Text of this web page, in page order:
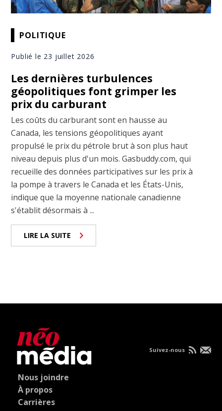
POLITIQUE
Publié le 23 juillet 2026
Les dernières turbulences
géopolitiques font grimper les
prix du carburant
Les coûts du carburant sont en hausse au
Canada, les tensions géopolitiques ayant
propulsé le prix du pétrole brut à son plus haut
niveau depuis plus d'un mois. Gasbuddy.com, qui
recueille des données participatives sur les prix à
la pompe à travers le Canada et les États-Unis,
indique que la moyenne nationale canadienne
s'établit désormais à ...
LIRE LA SUITE
Nous joindre
À propos
Carrières
Suivez-nous